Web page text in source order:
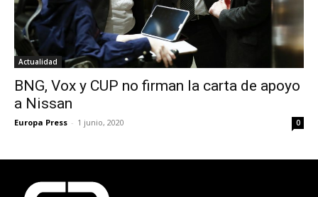
Actualidad
BNG, Vox y CUP no firman la carta de apoyo
a Nissan
Europa Press - 1 junio, 2020 0